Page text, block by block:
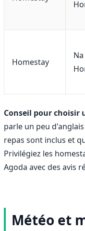
Homestay
Conseil pour choisir
parle un peu
repas sont inclus et
Privilégiez les
Agoda avec des avis
Météo et